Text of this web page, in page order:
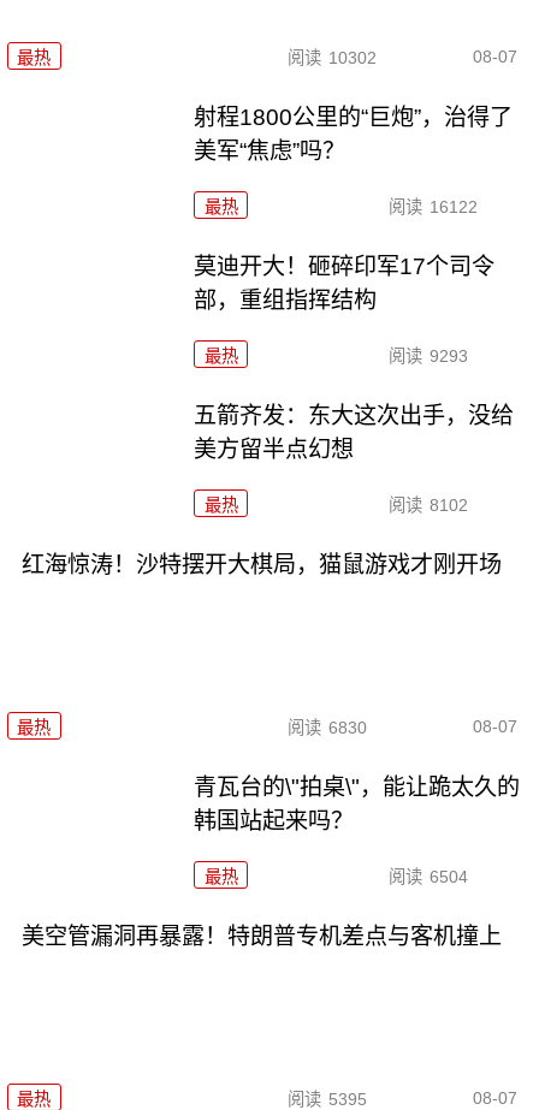
最热 阅读 10302 08-07
射程1800公里的“巨炮”，治得了
美军“焦虑”吗？
最热 阅读 16122
莫迪开大！砸碎印军17个司令
部，重组指挥结构
最热 阅读 9293
五箭齐发：东大这次出手，没给
美方留半点幻想
最热 阅读 8102
红海惊涛！沙特摆开大棋局，猫鼠游戏才刚开场
最热 阅读 6830 08-07
青瓦台的\"拍桌\"，能让跪太久的
韩国站起来吗？
最热 阅读 6504
美空管漏洞再暴露！特朗普专机差点与客机撞上
最热 阅读 5395 08-07